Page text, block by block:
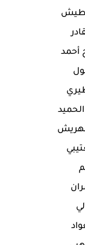
أحمد